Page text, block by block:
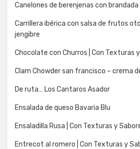
Canelones de berenjenas con
Carrillera ibérica con salsa de frutos
jengibre
Chocolate con Churros | Con Texturas
Clam Chowder san francisco – crema
De ruta… Los Cantaros Asador
Ensalada de queso Bavaria Blu
Ensaladilla Rusa | Con Texturas y
Entrecot al romero | Con Texturas y